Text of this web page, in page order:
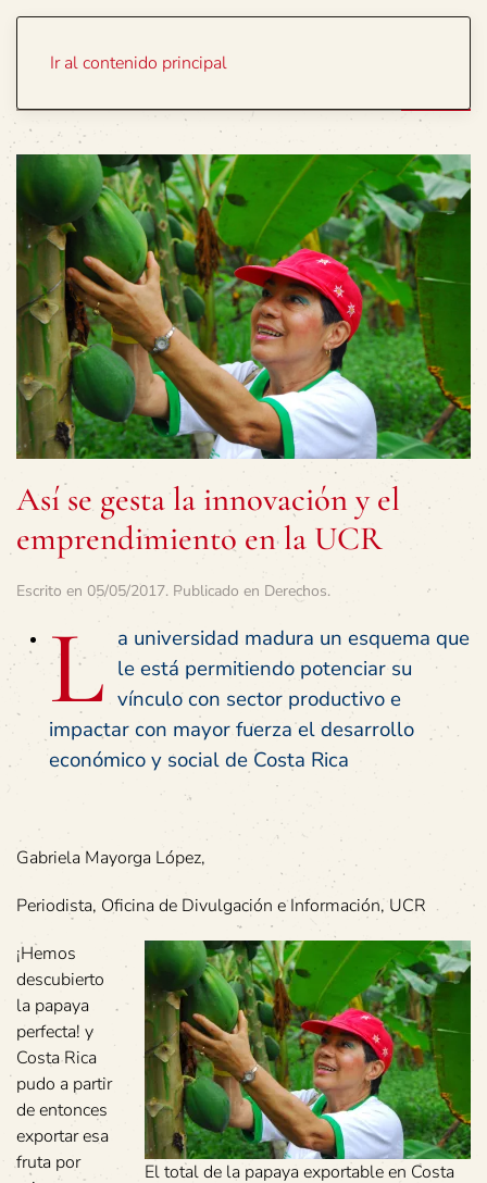
Ir al contenido principal
Así se gesta la innovación y el
emprendimiento en la UCR
Escrito en 05/05/2017. Publicado en Derechos.
L a universidad madura un esquema que
le está permitiendo potenciar su
vínculo con sector productivo e
impactar con mayor fuerza el desarrollo
económico y social de Costa Rica
Gabriela Mayorga López,
Periodista, Oficina de Divulgación e Información, UCR
El total de la papaya exportable en Costa
¡Hemos
descubierto
la papaya
perfecta! y
Costa Rica
pudo a partir
de entonces
exportar esa
fruta por